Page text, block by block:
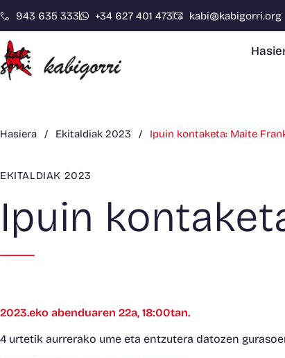
943 635 333 +34 627 401 473 kabi@kabigorri.org
Hasiera / Ekitaldiak 2023 / Ipuin kontaketa: Maite
EKITALDIAK 2023
Ipuin
2023.eko abenduaren 22a, 18:00tan.
4 urtetik aurrerako ume eta entzutera datozen